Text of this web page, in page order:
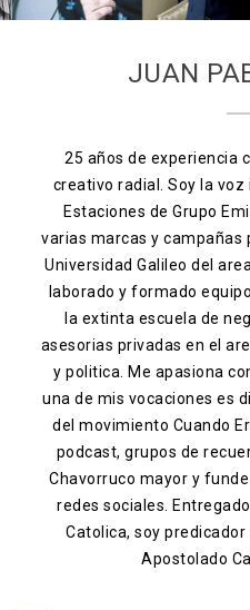
Anunciarse conmigo
Contacto
JUAN
25 años de experiencia
creativo radial. Soy la
Estaciones de Grupo
varias marcas y campañas
Universidad Galileo del
laborado y formado
la extinta escuela de
asesorias privadas en el
y politica. Me apasiona
una de mis vocaciones es
del movimiento Cuando
podcast, grupos de
Chavorruco mayor y
redes sociales.
Catolica, soy
Apostolado